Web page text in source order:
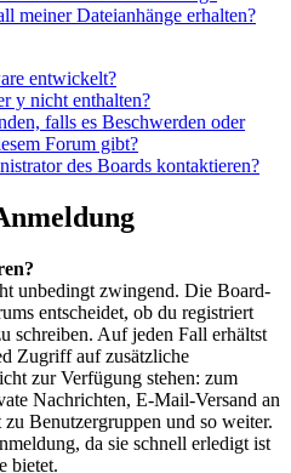
meiner Dateianhänge erhalten?
entwickelt?
y nicht enthalten?
falls es Beschwerden oder
Forum gibt?
des Boards kontaktieren?
unbedingt zwingend. Die Board-
entscheidet, ob du registriert
schreiben. Auf jeden Fall erhältst
Zugriff auf zusätzliche
zur Verfügung stehen: zum
Nachrichten, E-Mail-Versand an
Benutzergruppen und so weiter.
da sie schnell erledigt ist
bietet.